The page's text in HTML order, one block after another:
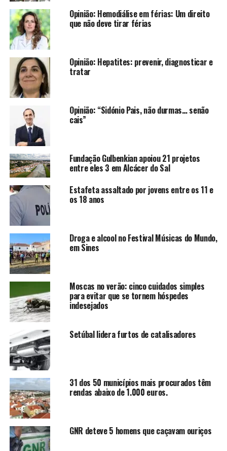
Opinião: Hemodiálise em férias: Um direito
que não deve tirar férias
Opinião: Hepatites: prevenir, diagnosticar e
tratar
Opinião: “Sidónio Pais, não durmas… senão
cais”
Fundação Gulbenkian apoiou 21 projetos
entre eles 3 em Alcácer do Sal
Estafeta assaltado por jovens entre os 11 e
os 18 anos
Droga e alcool no Festival Músicas do Mundo,
em Sines
Moscas no verão: cinco cuidados simples
para evitar que se tornem hóspedes
indesejados
Setúbal lidera furtos de catalisadores
31 dos 50 municípios mais procurados têm
rendas abaixo de 1.000 euros.
GNR deteve 5 homens que caçavam ouriços